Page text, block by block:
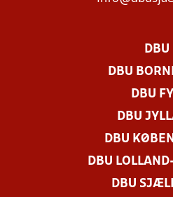
DBU
DBU
DBU
DBU
DBU
DBU
DBU